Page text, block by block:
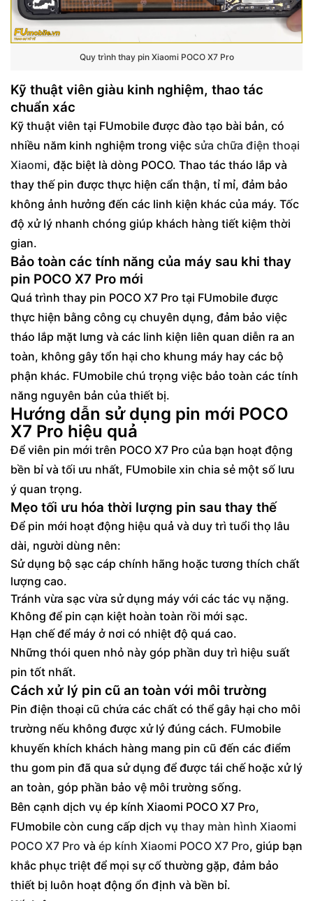
Quy trình thay pin Xiaomi POCO X7 Pro
Kỹ thuật viên giàu kinh nghiệm, thao tác
chuẩn xác
Kỹ thuật viên tại FUmobile được đào tạo bài bản, có
nhiều năm kinh nghiệm trong việc sửa chữa điện thoại
Xiaomi, đặc biệt là dòng POCO. Thao tác tháo lắp và
thay thế pin được thực hiện cẩn thận, tỉ mỉ, đảm bảo
không ảnh hưởng đến các linh kiện khác của máy. Tốc
độ xử lý nhanh chóng giúp khách hàng tiết kiệm thời
gian.
Bảo toàn các tính năng của máy sau khi thay
pin POCO X7 Pro mới
Quá trình thay pin POCO X7 Pro tại FUmobile được
thực hiện bằng công cụ chuyên dụng, đảm bảo việc
tháo lắp mặt lưng và các linh kiện liên quan diễn ra an
toàn, không gây tổn hại cho khung máy hay các bộ
phận khác. FUmobile chú trọng việc bảo toàn các tính
năng nguyên bản của thiết bị.
Hướng dẫn sử dụng pin mới POCO
X7 Pro hiệu quả
Để viên pin mới trên POCO X7 Pro của bạn hoạt động
bền bỉ và tối ưu nhất, FUmobile xin chia sẻ một số lưu
ý quan trọng.
Mẹo tối ưu hóa thời lượng pin sau thay thế
Để pin mới hoạt động hiệu quả và duy trì tuổi thọ lâu
dài, người dùng nên:
Sử dụng bộ sạc cáp chính hãng hoặc tương thích chất
lượng cao.
Tránh vừa sạc vừa sử dụng máy với các tác vụ nặng.
Không để pin cạn kiệt hoàn toàn rồi mới sạc.
Hạn chế để máy ở nơi có nhiệt độ quá cao.
Những thói quen nhỏ này góp phần duy trì hiệu suất
pin tốt nhất.
Cách xử lý pin cũ an toàn với môi trường
Pin điện thoại cũ chứa các chất có thể gây hại cho môi
trường nếu không được xử lý đúng cách. FUmobile
khuyến khích khách hàng mang pin cũ đến các điểm
thu gom pin đã qua sử dụng để được tái chế hoặc xử lý
an toàn, góp phần bảo vệ môi trường sống.
Bên cạnh dịch vụ ép kính Xiaomi POCO X7 Pro,
FUmobile còn cung cấp dịch vụ thay màn hình Xiaomi
POCO X7 Pro và ép kính Xiaomi POCO X7 Pro, giúp bạn
khắc phục triệt để mọi sự cố thường gặp, đảm bảo
thiết bị luôn hoạt động ổn định và bền bỉ.